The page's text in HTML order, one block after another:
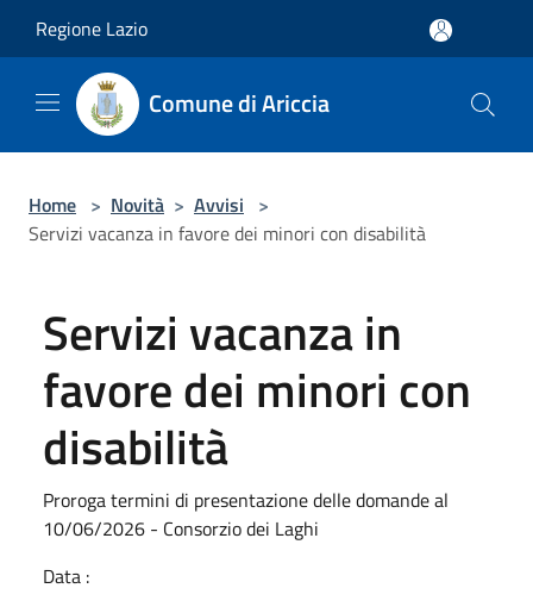
Regione Lazio
Comune di Ariccia
Home > Novità > Avvisi >
Servizi vacanza in favore dei minori con disabilità
Servizi vacanza in
favore dei minori con
disabilità
Proroga termini di presentazione delle domande al
10/06/2026 - Consorzio dei Laghi
Data :